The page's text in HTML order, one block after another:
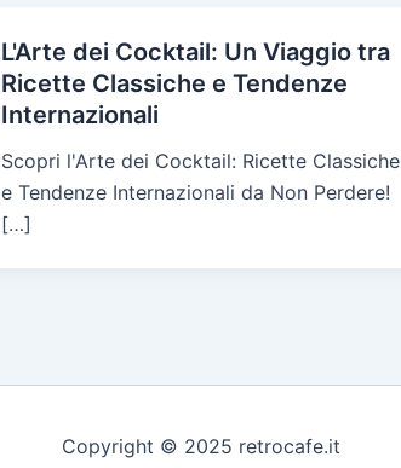
L'Arte dei Cocktail: Un Viaggio tra
Ricette Classiche e Tendenze
Internazionali
Scopri l'Arte dei Cocktail: Ricette Classiche
e Tendenze Internazionali da Non Perdere!
[…]
Copyright © 2025 retrocafe.it